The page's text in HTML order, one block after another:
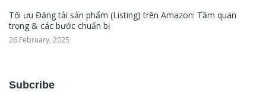
Tối ưu Đăng tải sản phẩm (Listing) trên Amazon: Tầm quan
trọng & các bước chuẩn bị
26 February, 2025
Subcribe